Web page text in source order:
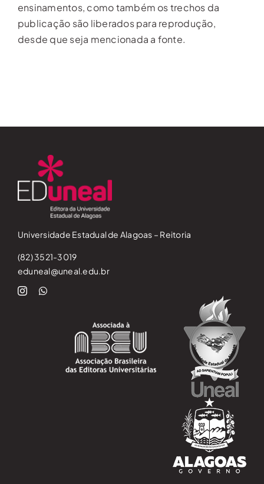
ensinamentos, como também os trechos da
publicação são liberados para reprodução,
desde que seja mencionada a fonte.
Universidade Estadual de Alagoas – Reitoria
(82) 3521-3019
eduneal@uneal.edu.br